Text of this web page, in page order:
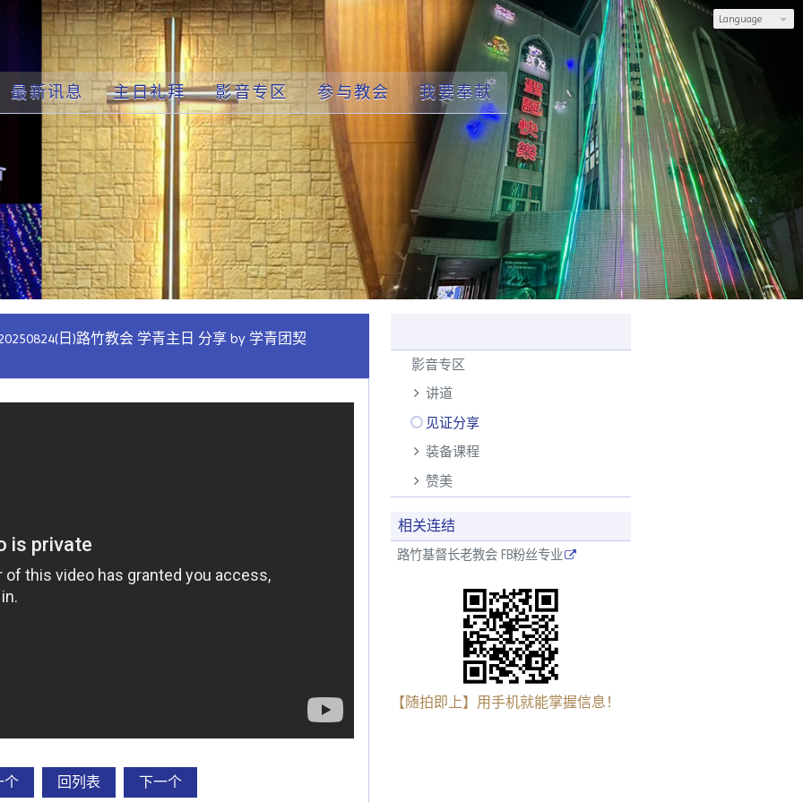
Language
最新讯息 主日礼拜 影音专区 参与教会 我要奉献
影音专区
讲道
见证分享
装备课程
赞美
相关连结
路竹基督长老教会 FB粉丝专业
【随拍即上】用手机就能掌握信息！
日)路竹教会 学青主日 分享 by 学青团契
个 回列表 下一个